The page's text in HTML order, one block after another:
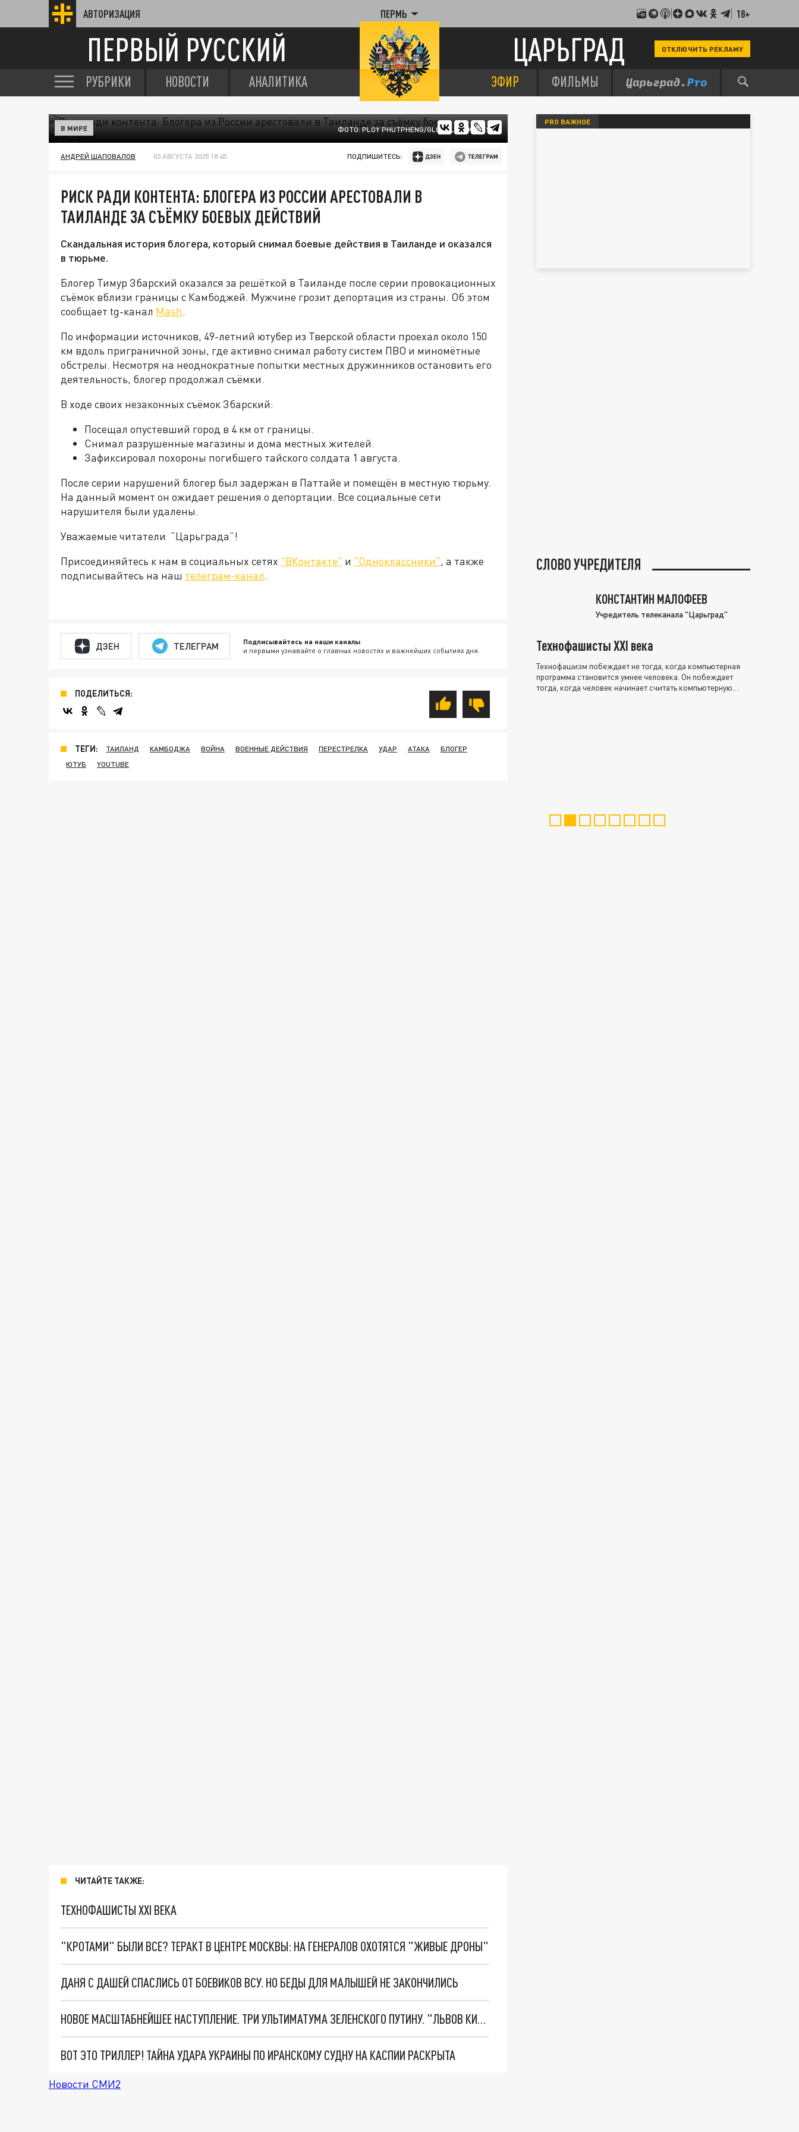
АВТОРИЗАЦИЯ ПЕРМЬ 18+
ПЕРВЫЙ РУССКИЙ ЦАРЬГРАД ОТКЛЮЧИТЬ РЕКЛАМУ
РУБРИКИ НОВОСТИ АНАЛИТИКА ЭФИР ФИЛЬМЫ
ФОТО: PLOY PHUTPHENG/GLOBALLOOKPRESS
В МИРЕ
АНДРЕЙ ШАПОВАЛОВ 03 АВГУСТА 2025 18:45 ПОДПИШИТЕСЬ:
РИСК РАДИ КОНТЕНТА: БЛОГЕРА ИЗ РОССИИ АРЕСТОВАЛИ В
ТАИЛАНДЕ ЗА СЪЁМКУ БОЕВЫХ ДЕЙСТВИЙ
Скандальная история блогера, который снимал боевые действия в Таиланде и оказался
в тюрьме.
Блогер Тимур Збарский оказался за решёткой в Таиланде после серии провокационных
съёмок вблизи границы с Камбоджей. Мужчине грозит депортация из страны. Об этом
сообщает tg-канал Mash.
По информации источников, 49-летний ютубер из Тверской области проехал около 150
км вдоль приграничной зоны, где активно снимал работу систем ПВО и миномётные
обстрелы. Несмотря на неоднократные попытки местных дружинников остановить его
деятельность, блогер продолжал съёмки.
В ходе своих незаконных съёмок Збарский:
Посещал опустевший город в 4 км от границы.
Снимал разрушенные магазины и дома местных жителей.
Зафиксировал похороны погибшего тайского солдата 1 августа.
После серии нарушений блогер был задержан в Паттайе и помещён в местную тюрьму.
На данный момент он ожидает решения о депортации. Все социальные сети
нарушителя были удалены.
Уважаемые читатели “Царьграда”!
Присоединяйтесь к нам в социальных сетях "ВКонтакте" и "Одноклассники", а также
подписывайтесь на наш телеграм-канал.
ДЗЕН ТЕЛЕГРАМ Подписывайтесь на наши каналы
и первыми узнавайте о главных новостях и важнейших событиях дня.
ПОДЕЛИТЬСЯ:
ТЕГИ: ТАИЛАНД КАМБОДЖА ВОЙНА ВОЕННЫЕ ДЕЙСТВИЯ ПЕРЕСТРЕЛКА УДАР АТАКА
БЛОГЕР
ЮТУБ
YOUTUBE
ЧИТАЙТЕ ТАКЖЕ:
ТЕХНОФАШИСТЫ XXI ВЕКА
"КРОТАМИ" БЫЛИ ВСЕ? ТЕРАКТ В ЦЕНТРЕ МОСКВЫ: НА ГЕНЕРАЛОВ ОХОТЯТСЯ "ЖИВЫЕ ДРОНЫ"
ДАНЯ С ДАШЕЙ СПАСЛИСЬ ОТ БОЕВИКОВ ВСУ. НО БЕДЫ ДЛЯ МАЛЫШЕЙ НЕ ЗАКОНЧИЛИСЬ
НОВОЕ МАСШТАБНЕЙШЕЕ НАСТУПЛЕНИЕ. ТРИ УЛЬТИМАТУМА ЗЕЛЕНСКОГО ПУТИНУ. "ЛЬВОВ КИМА" ПОСТАВЯТ НА ПВО? ГЛОБАЛЬНЫЙ ПРОРЫВ ПОД ЗАПОРОЖЬЕМ
ВОТ ЭТО ТРИЛЛЕР! ТАЙНА УДАРА УКРАИНЫ ПО ИРАНСКОМУ СУДНУ НА КАСПИИ РАСКРЫТА
Новости СМИ2
PRO ВАЖНОЕ
СЛОВО УЧРЕДИТЕЛЯ
КОНСТАНТИН МАЛОФЕЕВ
Учредитель телеканала "Царьград"
Технофашисты XXI века
Технофашизм побеждает не тогда, когда компьютерная
программа становится умнее человека. Он побеждает
тогда, когда человек начинает считать компьютерную